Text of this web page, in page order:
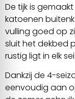
De tijk is
katoenen
vulling goed op
sluit het dekbed
rustig ligt in elk
Dankzij de 4-
eenvoudig aan